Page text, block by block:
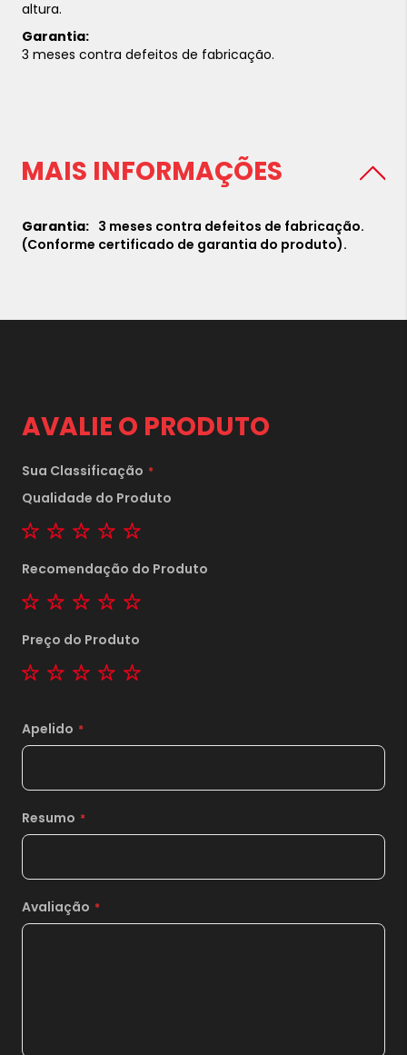
altura.
Garantia:
3 meses contra defeitos de fabricação.
MAIS INFORMAÇÕES
3 meses contra defeitos de fabricação.
(Conforme certificado de garantia do produto).
AVALIE O PRODUTO
Sua Classificação
Qualidade do Produto
1 star2 stars3 stars4 stars
Recomendação do Produto
1 star2 stars3 stars4 stars
Preço do Produto
1 star2 stars3 stars4 stars
Apelido
Resumo
Avaliação